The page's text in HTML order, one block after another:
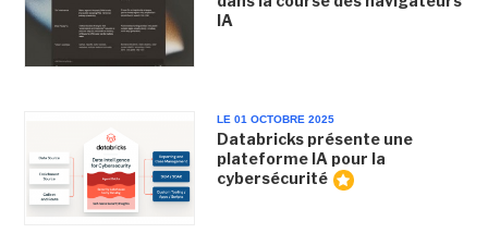
IA
LE 01 OCTOBRE 2025
Databricks présente une
plateforme IA pour la
cybersécurité